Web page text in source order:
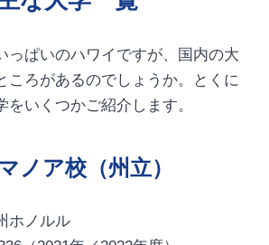
っぱいのハワイですが、国内の大
ころがあるのでしょうか。とくに
をいくつかご紹介します。
ノア校（州立）
ホノルル